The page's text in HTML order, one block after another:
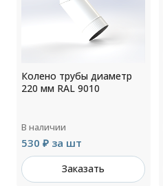
Колено трубы диаметр
220 мм RAL 9010
В наличии
530 ₽ за шт
Заказать